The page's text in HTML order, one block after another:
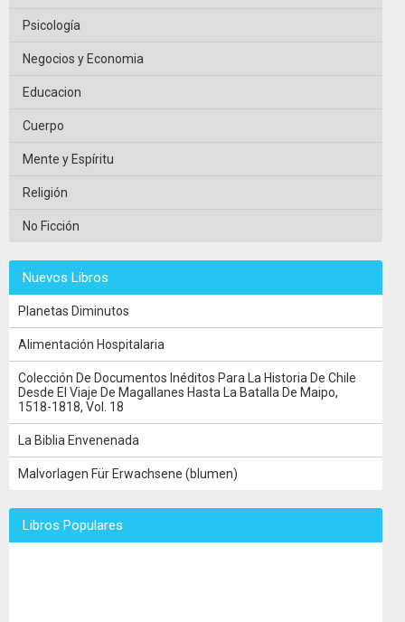
Psicología
Negocios y Economia
Educacion
Cuerpo
Mente y Espíritu
Religión
No Ficción
Nuevos Libros
Planetas Diminutos
Alimentación Hospitalaria
Colección De Documentos Inéditos Para La Historia De Chile
Desde El Viaje De Magallanes Hasta La Batalla De Maipo,
1518-1818, Vol. 18
La Biblia Envenenada
Malvorlagen Für Erwachsene (blumen)
Libros Populares